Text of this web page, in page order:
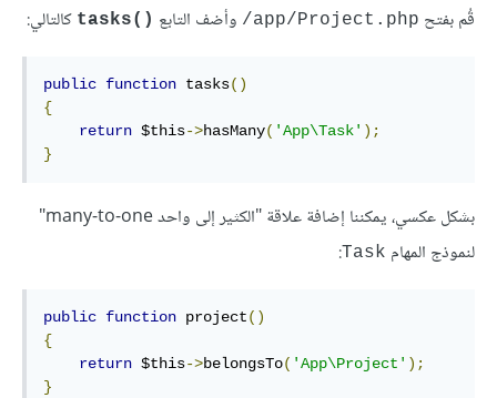
قُم بفتح app/Project.php/ وأضف التابع ()
tasks كالتالي:
public function tasks()
{
return $this->hasMany( 'App\Task' );
}
بشكل عكسي، يمكننا إضافة علاقة "الكثير إلى واحد many-to-one"
لنموذج المهام Task
:
public function project()
{
return $this->belongsTo( 'App\Project' );
}